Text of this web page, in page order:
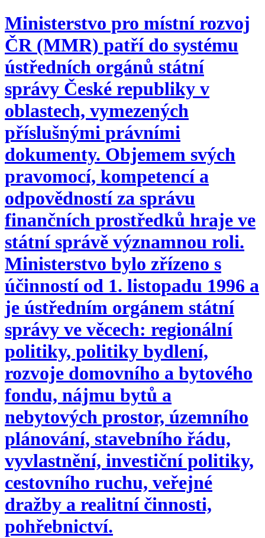
Ministerstvo pro místní rozvoj
ČR (MMR) patří do systému
ústředních orgánů státní
správy České republiky v
oblastech, vymezených
příslušnými právními
dokumenty. Objemem svých
pravomocí, kompetencí a
odpovědností za správu
finančních prostředků hraje ve
státní správě významnou roli.
Ministerstvo bylo zřízeno s
účinností od 1. listopadu 1996 a
je ústředním orgánem státní
správy ve věcech: regionální
politiky, politiky bydlení,
rozvoje domovního a bytového
fondu, nájmu bytů a
nebytových prostor, územního
plánování, stavebního řádu,
vyvlastnění, investiční politiky,
cestovního ruchu, veřejné
dražby a realitní činnosti,
pohřebnictví.